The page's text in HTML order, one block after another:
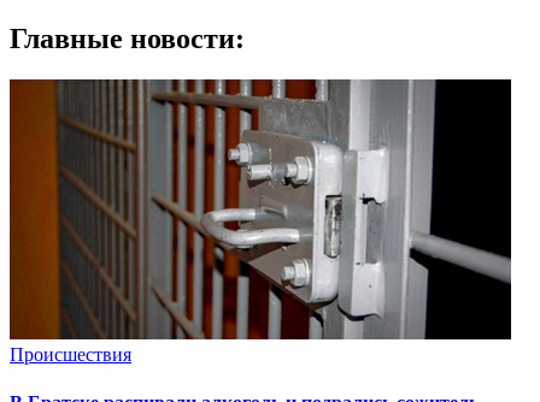
Главные новости:
Происшествия